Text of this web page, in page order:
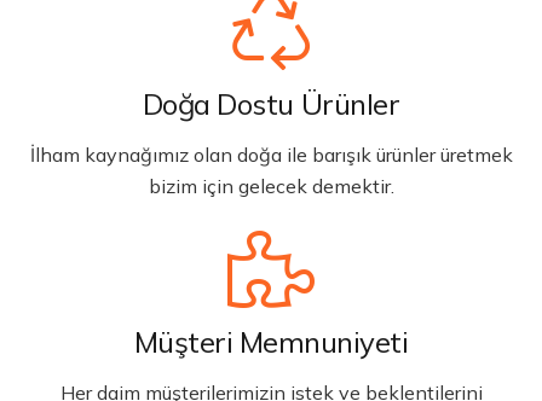
Doğa Dostu Ürünler
İlham kaynağımız olan doğa ile barışık ürünler üretmek
bizim için gelecek demektir.
Müşteri Memnuniyeti
Her daim müşterilerimizin istek ve beklentilerini